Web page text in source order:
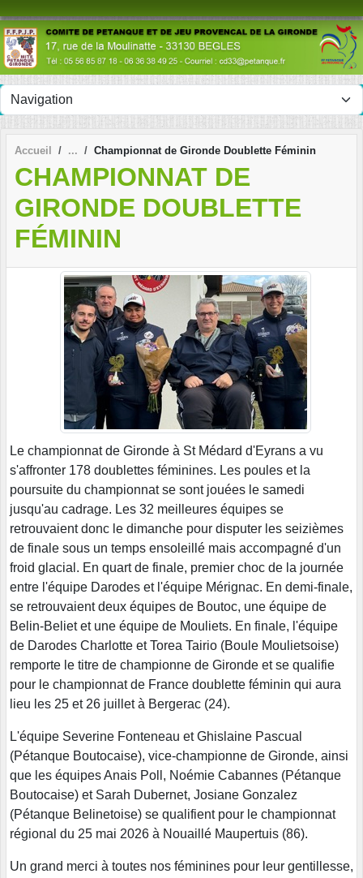
Accueil Championnat de Gironde Doublette Féminin
CHAMPIONNAT DE
GIRONDE DOUBLETTE
FÉMININ
Le championnat de Gironde à St Médard d'Eyrans a vu
s'affronter 178 doublettes féminines. Les poules et la
poursuite du championnat se sont jouées le samedi
jusqu'au cadrage. Les 32 meilleures équipes se
retrouvaient donc le dimanche pour disputer les seizièmes
de finale sous un temps ensoleillé mais accompagné d'un
froid glacial. En quart de finale, premier choc de la journée
entre l'équipe Darodes et l'équipe Mérignac. En demi-finale,
se retrouvaient deux équipes de Boutoc, une équipe de
Belin-Beliet et une équipe de Mouliets. En finale, l'équipe
de Darodes Charlotte et Torea Tairio (Boule Moulietsoise)
remporte le titre de championne de Gironde et se qualifie
pour le championnat de France doublette féminin qui aura
lieu les 25 et 26 juillet à Bergerac (24).
L'équipe Severine Fonteneau et Ghislaine Pascual
(Pétanque Boutocaise), vice-championne de Gironde, ainsi
que les équipes Anais Poll, Noémie Cabannes (Pétanque
Boutocaise) et Sarah Dubernet, Josiane Gonzalez
(Pétanque Belinetoise) se qualifient pour le championnat
régional du 25 mai 2026 à Nouaillé Maupertuis (86).
Un grand merci à toutes nos féminines pour leur gentillesse,